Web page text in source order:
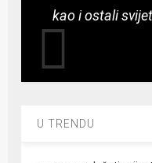
kao i ostali
U TRENDU